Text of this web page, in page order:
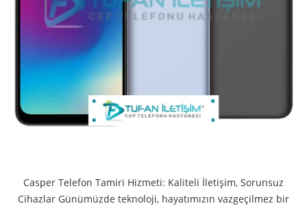
Casper Telefon Tamiri Hizmeti: Kaliteli İletişim, Sorunsuz
Cihazlar Günümüzde teknoloji, hayatımızın vazgeçilmez bir